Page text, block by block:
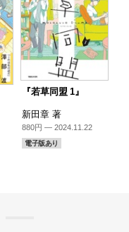
『若草同盟 1』
新田章 著
880円 — 2024.11.22
電子版あり